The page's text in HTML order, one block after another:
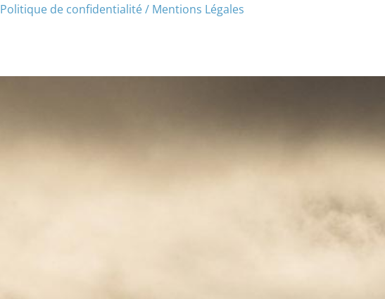
Politique de confidentialité / Mentions Légales